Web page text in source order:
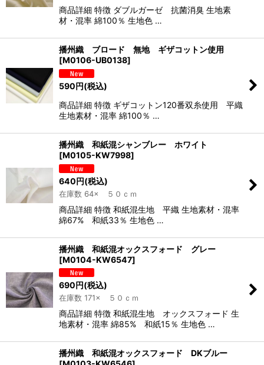
商品詳細 特徴 ダブルガーゼ 抗菌消臭 生地素
材・混率 綿100％ 生地色 …
播州織 ブロード 無地 ギザコットン使用
[M0106-UB0138]
590円(税込)
商品詳細 特徴 ギザコットン120番双糸使用 平織
生地素材・混率 綿100％ …
播州織 和紙混シャンブレー ホワイト
[M0105-KW7998]
640円(税込)
在庫数 64× ５０ｃｍ
商品詳細 特徴 和紙混生地 平織 生地素材・混率
綿67% 和紙33％ 生地色 …
播州織 和紙混オックスフォード グレー
[M0104-KW6547]
690円(税込)
在庫数 171× ５０ｃｍ
商品詳細 特徴 和紙混生地 オックスフォード 生
地素材・混率 綿85% 和紙15％ 生地色 …
播州織 和紙混オックスフォード DKブルー